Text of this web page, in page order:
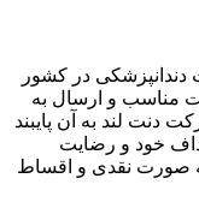
دندانپزشکی در کشور
مناسب و ارسال به
لند به آن پایبند
خود و رضایت
صورت نقدی و اقساط